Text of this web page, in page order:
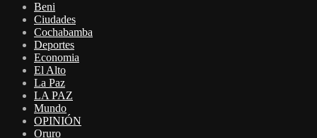
Beni
Ciudades
Cochabamba
Deportes
Economia
El Alto
La Paz
LA PAZ
Mundo
OPINIÓN
Oruro